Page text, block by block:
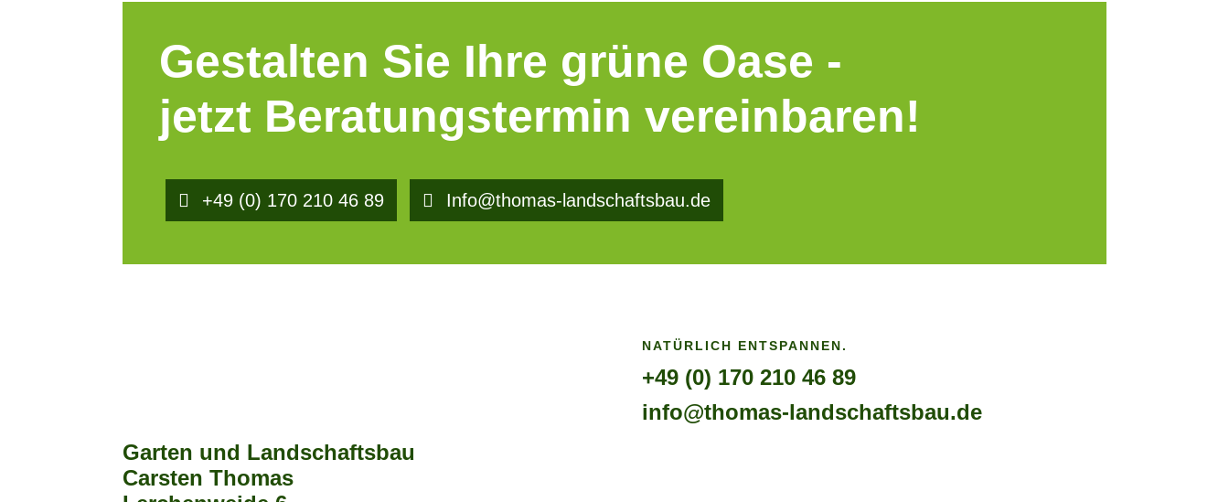
Gestalten Sie Ihre grüne Oase -
jetzt Beratungstermin vereinbaren!
+49 (0) 170 210 46 89 Info@thomas-landschaftsbau.de
Garten und Landschaftsbau
Carsten Thomas
NATÜRLICH ENTSPANNEN.
+49 (0) 170 210 46 89
info@thomas-landschaftsbau.de